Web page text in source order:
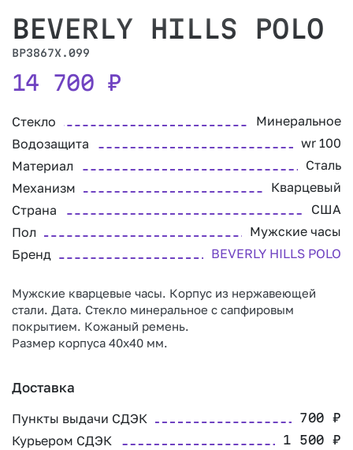
BEVERLY HILLS POLO
BP3867X.099
14 700 ₽
Стекло
Минеральное
Водозащита
wr 100
Материал
Сталь
Механизм
Кварцевый
Страна
США
Пол
Мужские часы
Бренд
BEVERLY HILLS POLO
Мужские кварцевые часы. Корпус из нержавеющей
стали. Дата. Стекло минеральное с сапфировым
покрытием. Кожаный ремень.
Размер корпуса 40х40 мм.
Доставка
Пункты выдачи СДЭК 700₽
Курьером СДЭК 1 500₽